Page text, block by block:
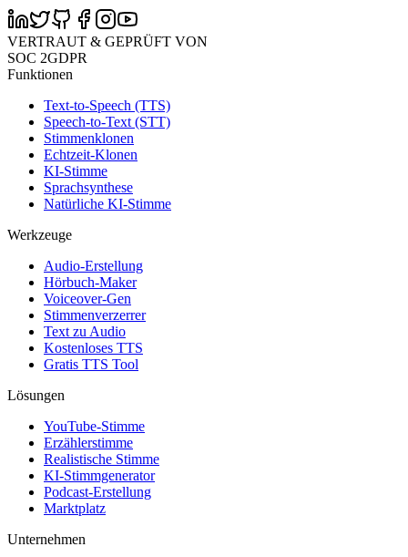
VERTRAUT & GEPRÜFT VON
SOC 2GDPR
Funktionen
Text-to-Speech (TTS)
Speech-to-Text (STT)
Stimmenklonen
Echtzeit-Klonen
KI-Stimme
Sprachsynthese
Natürliche KI-Stimme
Werkzeuge
Audio-Erstellung
Hörbuch-Maker
Voiceover-Gen
Stimmenverzerrer
Text zu Audio
Kostenloses TTS
Gratis TTS Tool
Lösungen
YouTube-Stimme
Erzählerstimme
Realistische Stimme
KI-Stimmgenerator
Podcast-Erstellung
Marktplatz
Unternehmen